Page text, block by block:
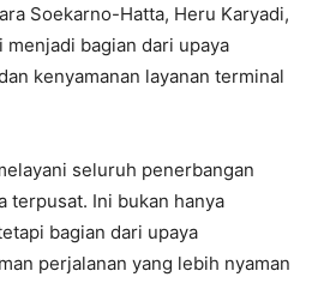
Soekarno-Hatta, Heru Karyadi,
menjadi bagian dari upaya
kenyamanan layanan terminal
seluruh penerbangan
terpusat. Ini bukan hanya
bagian dari upaya
perjalanan yang lebih nyaman